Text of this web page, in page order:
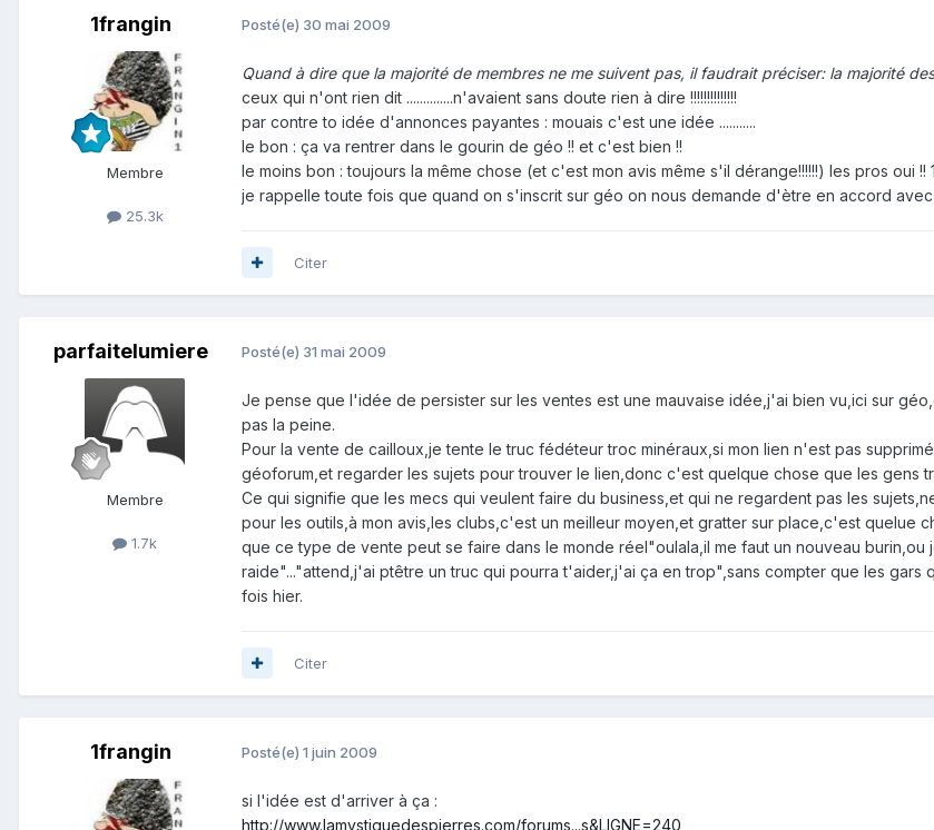
1frangin
Membre
25.3k
Posté(e) 30 mai 2009
Quand à dire que la majorité de membres ne me suivent pas, il faudrait préciser: la majorité
ceux qui n'ont rien dit ..............n'avaient sans doute rien à dire !!!!!!!!!!!!!!
par contre to idée d'annonces payantes : mouais c'est une idée ...........
le bon : ça va rentrer dans le gourin de géo !! et c'est bien !!
le moins bon : toujours la même chose (et c'est mon avis même s'il dérange!!!!!!) les pros oui !!
je rappelle toute fois que quand on s'inscrit sur géo on nous demande d'ètre en accord avec
Citer
parfaitelumiere
Membre
1.7k
Posté(e) 31 mai 2009
Je pense que l'idée de persister sur les ventes est une mauvaise idée,j'ai bien vu,ici sur
pas la peine.
Pour la vente de cailloux,je tente le truc fédéteur troc minéraux,si mon lien n'est pas
géoforum,et regarder les sujets pour trouver le lien,donc c'est quelque chose que les gens
Ce qui signifie que les mecs qui veulent faire du business,et qui ne regardent pas les
pour les outils,à mon avis,les clubs,c'est un meilleur moyen,et gratter sur place,c'est
que ce type de vente peut se faire dans le monde réel"oulala,il me faut un nouveau
raide"..."attend,j'ai ptêtre un truc qui pourra t'aider,j'ai ça en trop",sans compter que les
fois hier.
Citer
1frangin Posté(e) 1 juin 2009
si l'idée est d'arriver à ça :
http://www.lamystiquedespierres.com/forums...s&LIGNE=240